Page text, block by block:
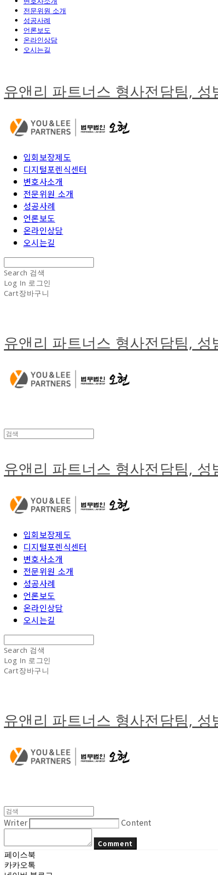
전문위원 소개
성공사례
언론보도
온라인상담
오시는길
유앤리 파트너스 형사전담팀, 성
입회보장제도
디지털포렌식센터
변호사소개
전문위원 소개
성공사례
언론보도
온라인상담
오시는길
Search 검색
Log In 로그인
Cart장바구니
유앤리 파트너스 형사전담팀, 성
유앤리 파트너스 형사전담팀, 성
입회보장제도
디지털포렌식센터
변호사소개
전문위원 소개
성공사례
언론보도
온라인상담
오시는길
Search 검색
Log In 로그인
Cart장바구니
유앤리 파트너스 형사전담팀, 성
Writer Content
Comment
페이스북
카카오톡